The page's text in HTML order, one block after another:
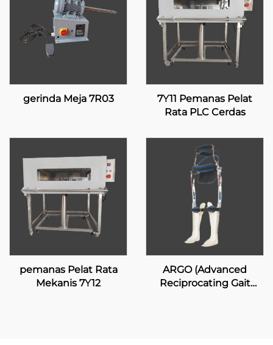
gerinda Meja 7R03
7Y11 Pemanas Pelat
Rata PLC Cerdas
pemanas Pelat Rata
Mekanis 7Y12
ARGO (Advanced
Reciprocating Gait